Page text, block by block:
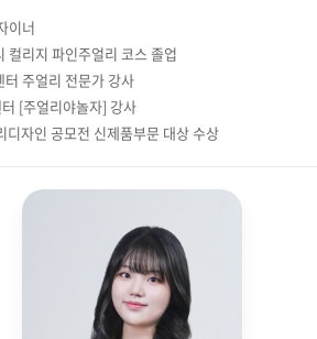
이너
컬리지 파인주얼리 코스 졸업
터 주얼리 전문가 강사
[주얼리야놀자] 강사
디자인 공모전 신제품부문 대상 수상